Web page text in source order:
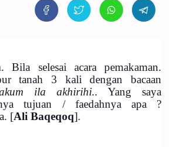
Bila selesai acara pemakaman.
tanah 3 kali dengan bacaan
ila akhirihi.. Yang saya
tujuan / faedahnya apa ?
[Ali Baqeqoq].